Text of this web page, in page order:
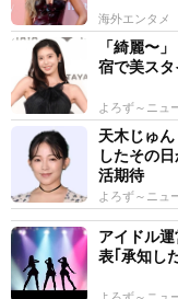
海外エンタメ
「綺麗〜
宿で美ス
よろず～ニュ
天木じゅ
したその
活期待
よろず～ニュ
アイドル
表｢承知し